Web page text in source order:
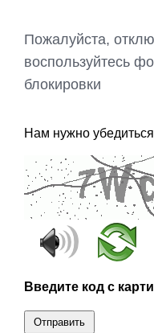
Пожалуйста,
воспользуйтесь
блокировки
Нам нужно
Введите код с
Отправить